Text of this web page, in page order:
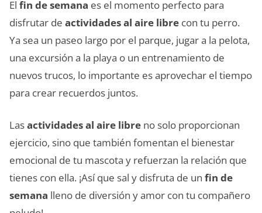
El fin de semana es el momento perfecto para
disfrutar de actividades al aire libre con tu perro.
Ya sea un paseo largo por el parque, jugar a la pelota,
una excursión a la playa o un entrenamiento de
nuevos trucos, lo importante es aprovechar el tiempo
para crear recuerdos juntos.
Lasactividades al aire libre no solo proporcionan
ejercicio, sino que también fomentan el bienestar
emocional de tu mascota y refuerzan la relación que
tienes con ella. ¡Así que sal y disfruta de un fin de
semana lleno de diversión y amor con tu compañero